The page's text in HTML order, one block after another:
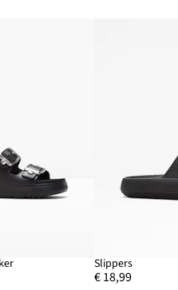
Slippers
€ 18,99